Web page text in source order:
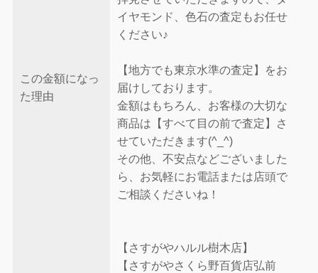
この金額になっ
た理由
イヤモンド、色石の査定もお任せ
ください♪
【地方でも東京水準の査定】をお
届けしております。
金額はもちろん、お客様の大切な
商品は【すべて目の前で査定】さ
せていただきます(^_^)
その他、不安点などございました
ら、お気軽にお電話または店頭で
ご相談くださいね！
【さすがやハルル樹木店】
【さすがやさくら野百貨店弘前